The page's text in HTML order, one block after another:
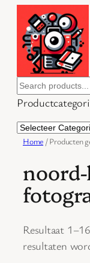
inhoud
Search
Home / Producten
Resultaat
resultaten